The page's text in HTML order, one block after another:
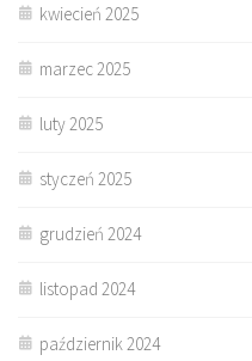
kwiecień 2025
marzec 2025
luty 2025
styczeń 2025
grudzień 2024
listopad 2024
październik 2024